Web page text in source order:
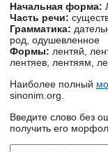
Начальная форма:
Часть речи:
Грамматика:
род, одушевленное
Формы: лентяй,
лентяев, лентяям,
Наиболее полный
sinonim.org.
Введите слово без
получить его